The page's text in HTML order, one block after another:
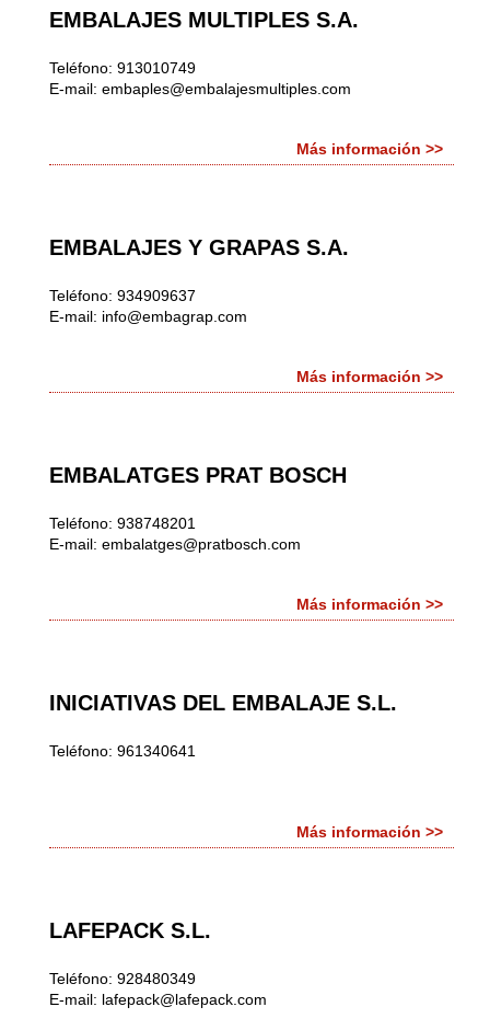
EMBALAJES MULTIPLES S.A.
Teléfono: 913010749
E-mail: embaples@embalajesmultiples.com
Más información >>
EMBALAJES Y GRAPAS S.A.
Teléfono: 934909637
E-mail: info@embagrap.com
Más información >>
EMBALATGES PRAT BOSCH
Teléfono: 938748201
E-mail: embalatges@pratbosch.com
Más información >>
INICIATIVAS DEL EMBALAJE S.L.
Teléfono: 961340641
Más información >>
LAFEPACK S.L.
Teléfono: 928480349
E-mail: lafepack@lafepack.com